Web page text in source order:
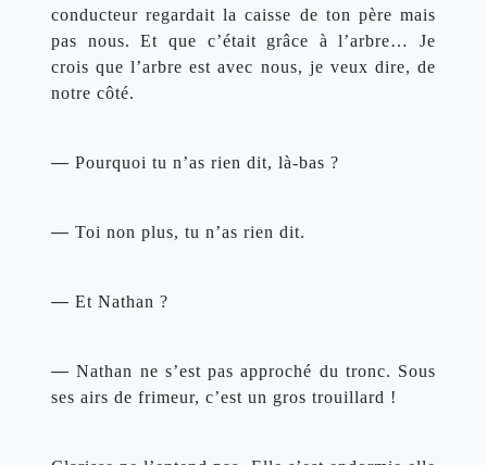
conducteur regardait la caisse de ton père mais
pas nous. Et que c’était grâce à l’arbre… Je
crois que l’arbre est avec nous, je veux dire, de
notre côté.
— Pourquoi tu n’as rien dit, là-bas ?
— Toi non plus, tu n’as rien dit.
— Et Nathan ?
— Nathan ne s’est pas approché du tronc. Sous
ses airs de frimeur, c’est un gros trouillard !